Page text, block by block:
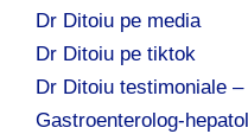
Dr Ditoiu pe media
Dr Ditoiu pe tiktok
Dr Ditoiu testimoniale –
Gastroenterolog-